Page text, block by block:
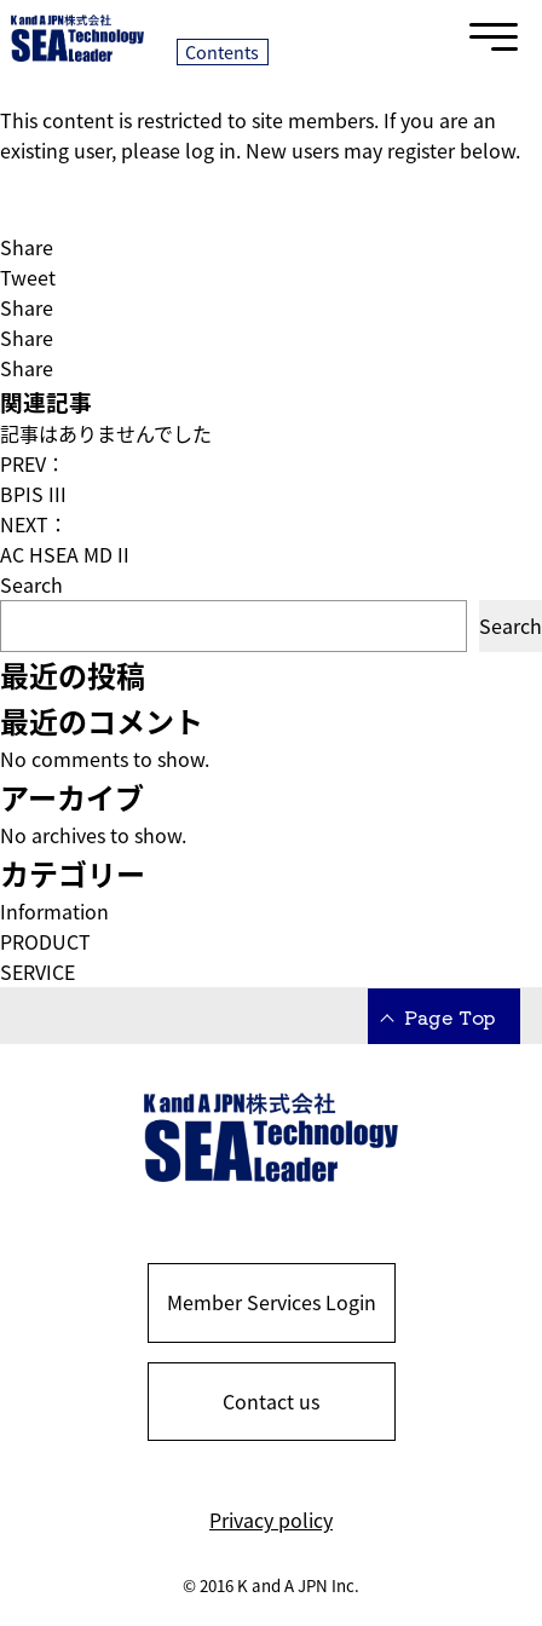
Contents
VINMD Ⅲ(30402B2080)
2022/05/31｜
This content is restricted to site members. If you are an
existing user, please log in. New users may register below.
Share
Tweet
Share
Share
Share
関連記事
記事はありませんでした
PREV：
BPIS III
NEXT：
AC HSEA MD II
Search
Search
最近の投稿
最近のコメント
No comments to show.
アーカイブ
No archives to show.
カテゴリー
Information
PRODUCT
SERVICE
Page Top
Member Services Login
Contact us
Privacy policy
© 2016 K and A JPN Inc.